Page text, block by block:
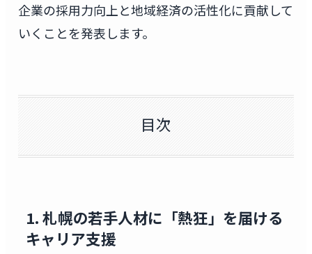
企業の採用力向上と地域経済の活性化に貢献して
いくことを発表します。
目次
1. 札幌の若手人材に「熱狂」を届ける
キャリア支援